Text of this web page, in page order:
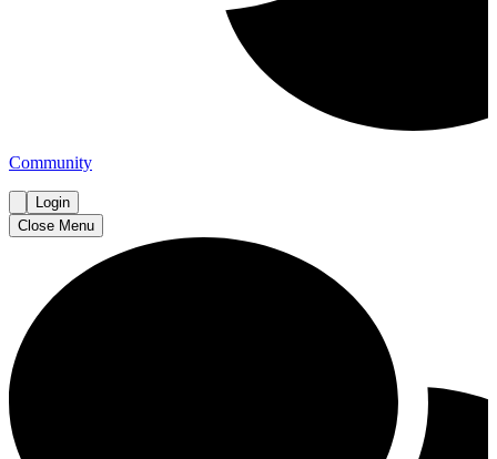
Community
Login
Close Menu